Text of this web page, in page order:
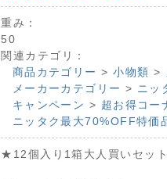
重み：
50
関連カテゴリ：
商品カテゴリー >小物類 >
メーカーカテゴリー > ニッ
キャンペーン > 超お得コー
ニッタク最大70%OFF特価
★12個入り1箱大人買いセッ